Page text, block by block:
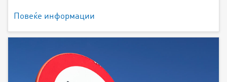
Повеќе информации